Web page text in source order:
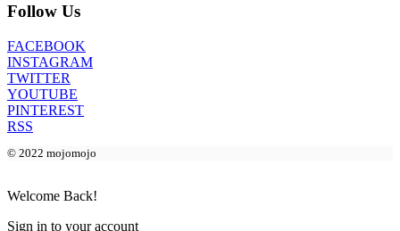
Follow Us
FACEBOOK
INSTAGRAM
TWITTER
YOUTUBE
PINTEREST
RSS
© 2022 mojomojo
Welcome Back!
Sign in to your account